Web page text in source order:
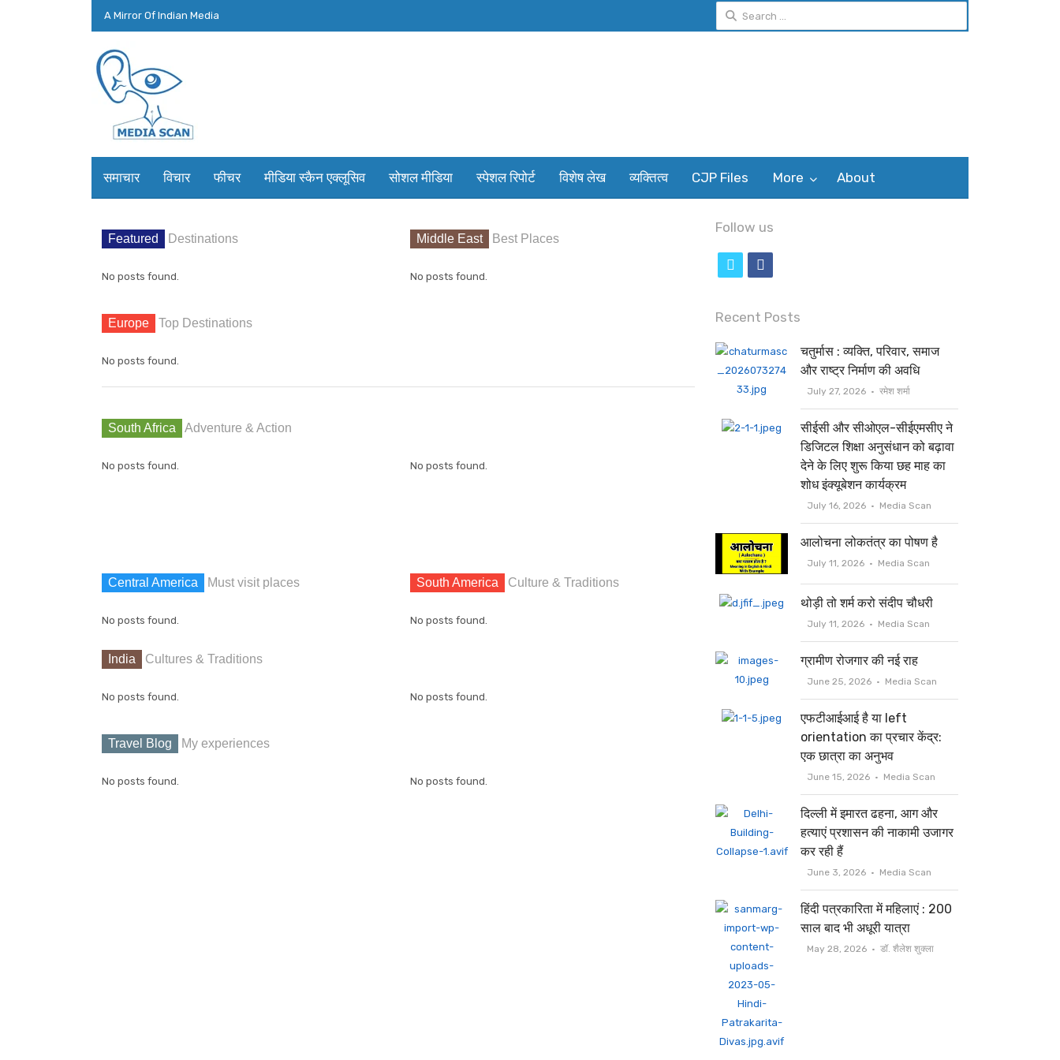
A Mirror Of Indian Media
समाचार विचार फीचर मीडिया स्कैन एक्लूसिव सोशल मीडिया स्पेशल रिपोर्ट विशेष लेख व्यक्तित्व CJP Files More About
Featured Destinations
No posts found.
Middle East Best Places
No posts found.
Europe Top Destinations
No posts found.
South Africa Adventure & Action
No posts found. No posts found.
Central America Must visit places
No posts found.
South America Culture & Traditions
No posts found.
India Cultures & Traditions
No posts found. No posts found.
Travel Blog My experiences
No posts found. No posts found.
Follow us
i
t
e
c
b
Recent Posts
चतुर्मास : व्यक्ति, परिवार, समाज
और राष्ट्र निर्माण की अवधि
July 27, 2026 रमेश शर्मा
सीईसी और सीओएल-सीईएमसीए ने
डिजिटल शिक्षा अनुसंधान को बढ़ावा
देने के लिए शुरू किया छह माह का
शोध इंक्यूबेशन कार्यक्रम
July 16, 2026 Media Scan
आलोचना लोकतंत्र का पोषण है
July 11, 2026 Media Scan
थोड़ी तो शर्म करो संदीप चौधरी
July 11, 2026 Media Scan
ग्रामीण रोजगार की नई राह
June 25, 2026 Media Scan
एफटीआईआई है या left
orientation का प्रचार केंद्र:
एक छात्रा का अनुभव
June 15, 2026 Media Scan
दिल्ली में इमारत ढहना, आग और
हत्याएं प्रशासन की नाकामी उजागर
कर रही हैं
June 3, 2026 Media Scan
हिंदी पत्रकारिता में महिलाएं : 200
साल बाद भी अधूरी यात्रा
May 28, 2026 डॉ. शैलेश शुक्ला